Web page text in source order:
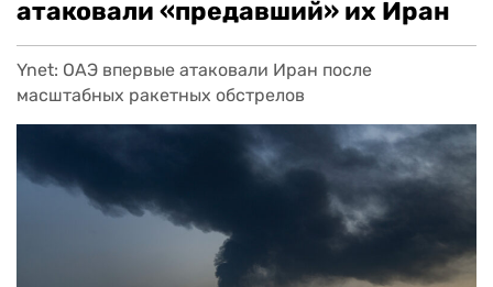
атаковали «предавший» их Иран
Ynet: ОАЭ впервые атаковали Иран после
масштабных ракетных обстрелов